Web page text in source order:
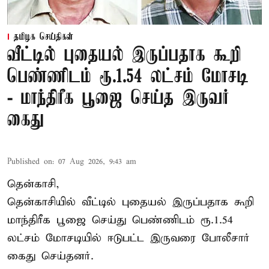
தமிழக செய்திகள்
வீட்டில் புதையல் இருப்பதாக கூறி
பெண்ணிடம் ரூ.1.54 லட்சம் மோசடி
- மாந்திரீக பூஜை செய்த இருவர்
கைது
Published on: 07 Aug 2026, 9:43 am
தென்காசி,
தென்காசியில் வீட்டில் புதையல் இருப்பதாக கூறி
மாந்திரீக பூஜை செய்து பெண்ணிடம் ரூ.1.54
லட்சம் மோசடியில் ஈடுபட்ட இருவரை போலீசார்
கைது செய்தனர்.